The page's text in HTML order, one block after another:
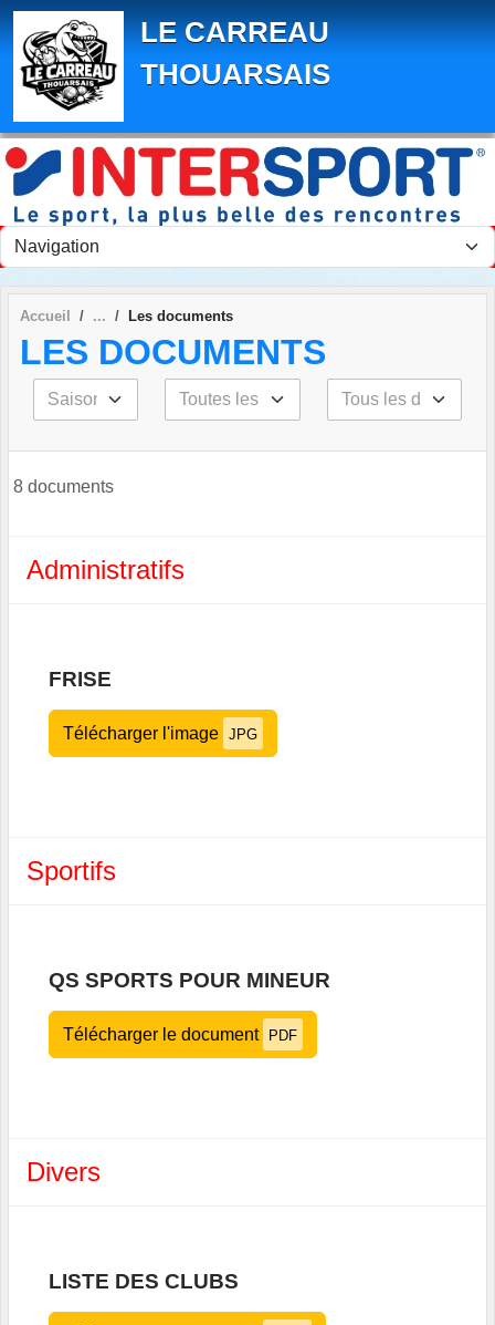
LE CARREAU
THOUARSAIS
Accueil Les documents
LES DOCUMENTS
8 documents
Administratifs
FRISE
Télécharger l'image JPG
Sportifs
QS SPORTS POUR MINEUR
Télécharger le document PDF
Divers
LISTE DES CLUBS
Panneau de gestion des cookies